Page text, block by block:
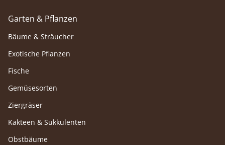
Garten & Pflanzen
Bäume & Sträucher
Exotische Pflanzen
Fische
Gemüsesorten
Ziergräser
Kakteen & Sukkulenten
Obstbäume